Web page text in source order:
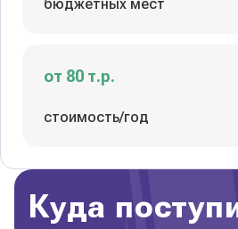
бюджетных мест
от 80 т.р.
стоимость/год
Куда